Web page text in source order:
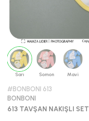
Sarı Somon Mavi
#BONBONI 613
BONBONI
613 TAVŞAN NAKIŞLI SET